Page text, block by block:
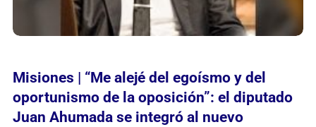
Misiones | “Me alejé del egoísmo y del
oportunismo de la oposición”: el diputado
Juan Ahumada se integró al nuevo